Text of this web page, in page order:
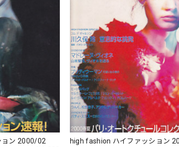
ョン 2000/02
high fashion ハイファッション